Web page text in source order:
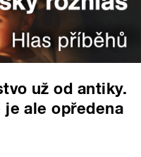
už od antiky.
ale opředena